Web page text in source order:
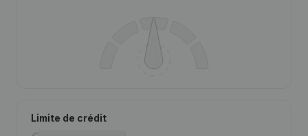
Limite de crédit